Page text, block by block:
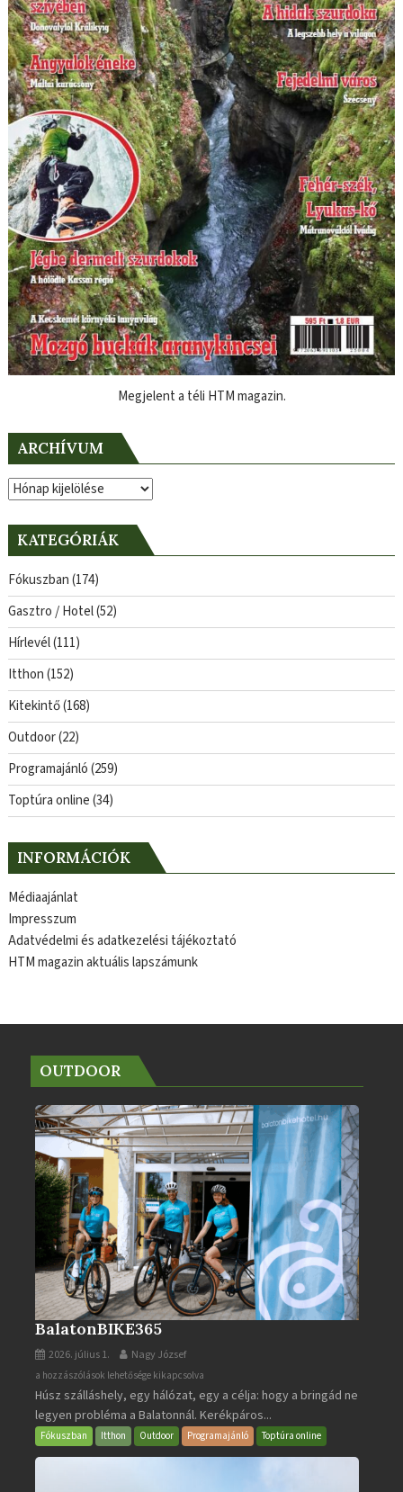
Megjelent a téli HTM magazin.
ARCHÍVUM
Archívum
KATEGÓRIÁK
Fókuszban(174)
Gasztro / Hotel(52)
Hírlevél(111)
Itthon(152)
Kitekintő(168)
Outdoor(22)
Programajánló(259)
Toptúra online(34)
INFORMÁCIÓK
Médiaajánlat
Impresszum
Adatvédelmi és adatkezelési tájékoztató
HTM magazin aktuális lapszámunk
OUTDOOR
BalatonBIKE365
2026. július 1. Nagy József
BalatonBIKE365
bejegyzéshez
a hozzászólások lehetősége kikapcsolva
Húsz szálláshely, egy hálózat, egy a célja: hogy a bringád ne
legyen probléma a Balatonnál. Kerékpáros...
Fókuszban Itthon Outdoor Programajánló Toptúra online